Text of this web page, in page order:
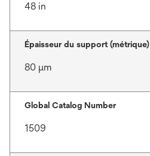
48 in
Épaisseur du support (métrique)
80 μm
Global Catalog Number
1509